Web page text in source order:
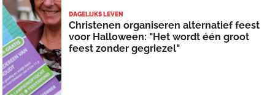
DAGELIJKS LEVEN
Christenen organiseren alternatief feest
voor Halloween: "Het wordt één groot
feest zonder gegriezel"